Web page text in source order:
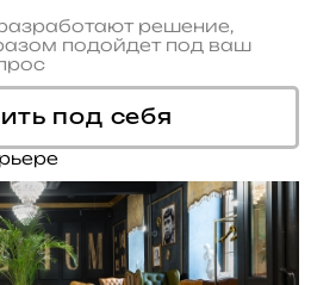
решение,
подойдет под ваш
под себя